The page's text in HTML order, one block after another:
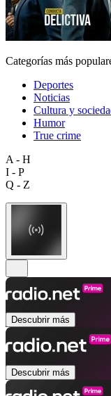
Categorías más
Deportes
Noticias
Cultura y
Humor
True crime
A - H
I - P
Q - Z
Descubrir más
Descubrir más